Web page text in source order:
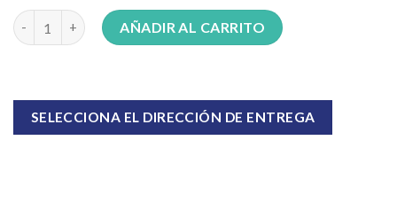
Exprimidor de Jugo Atma EXAT21IP cantidad
AÑADIR AL CARRITO
SELECCIONA EL DIRECCIÓN DE ENTREGA